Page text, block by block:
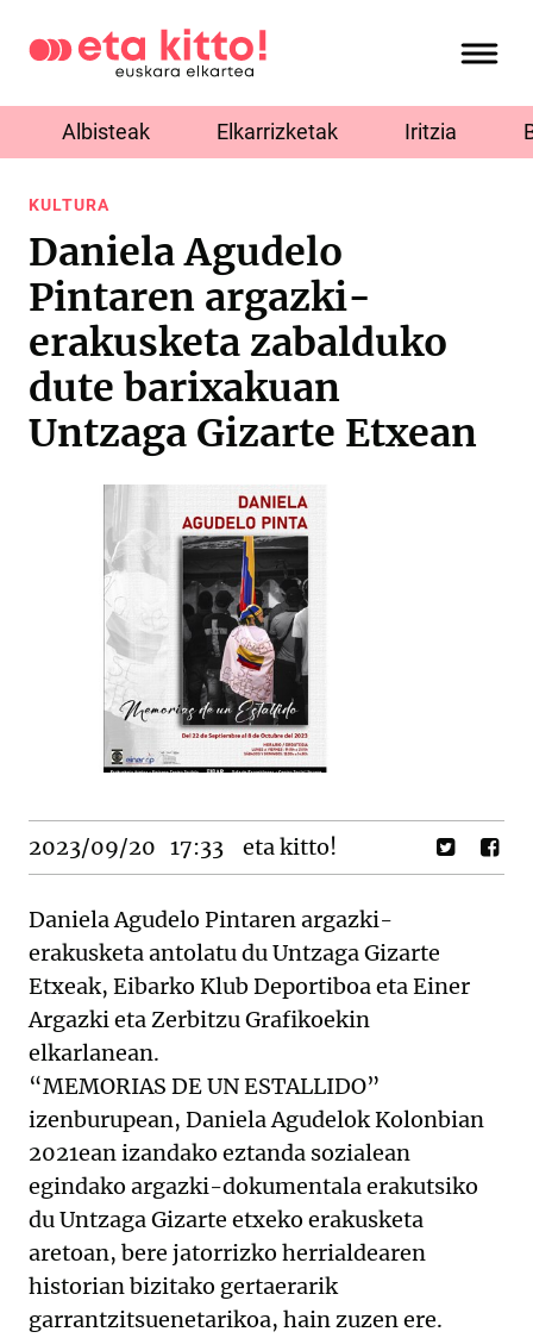
Albisteak Elkarrizketak Iritzia
KULTURA
Daniela Agudelo
Pintaren argazki-
erakusketa zabalduko
dute barixakuan
Untzaga Gizarte Etxean
2023/09/20 17:33 eta kitto!
Daniela Agudelo Pintaren argazki-
erakusketa antolatu du Untzaga Gizarte
Etxeak, Eibarko Klub Deportiboa eta Einer
Argazki eta Zerbitzu Grafikoekin
elkarlanean.
“MEMORIAS DE UN ESTALLIDO”
izenburupean, Daniela Agudelok Kolonbian
2021ean izandako eztanda sozialean
egindako argazki-dokumentala erakutsiko
du Untzaga Gizarte etxeko erakusketa
aretoan, bere jatorrizko herrialdearen
historian bizitako gertaerarik
garrantzitsuenetarikoa, hain zuzen ere.